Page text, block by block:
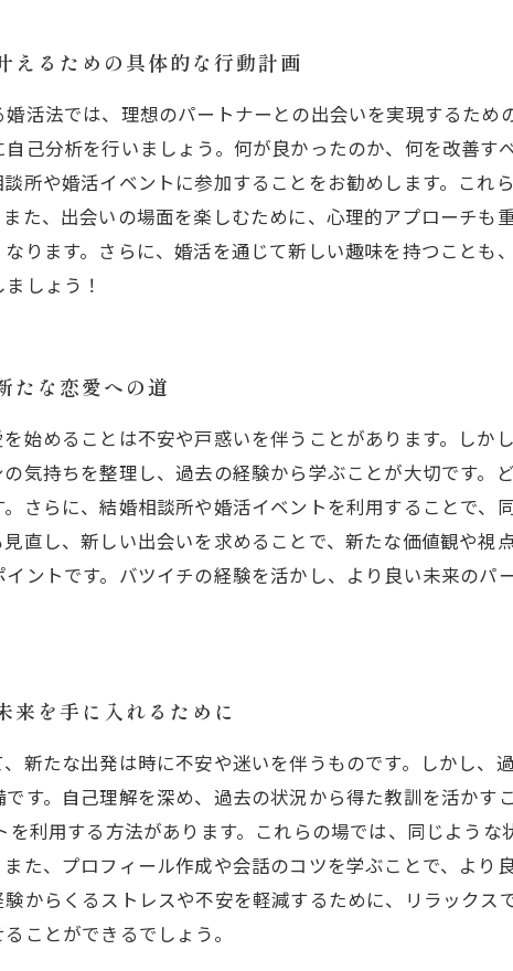
えるための具体的な行動計画
活法では、理想のパートナーとの出会いを実現するた
己分析を行いましょう。何が良かったのか、何を改善
所や婚活イベントに参加することをお勧めします。これ
た、出会いの場面を楽しむために、心理的アプローチも
ります。さらに、婚活を通じて新しい趣味を持つことも
しょう！
たな恋愛への道
始めることは不安や戸惑いを伴うことがあります。しか
気持ちを整理し、過去の経験から学ぶことが大切です。
さらに、結婚相談所や婚活イベントを利用することで、
直し、新しい出会いを求めることで、新たな価値観や視
ントです。バツイチの経験を活かし、より良い未来のパ
来を手に入れるために
新たな出発は時に不安や迷いを伴うものです。しかし、
す。自己理解を深め、過去の状況から得た教訓を活かす
を利用する方法があります。これらの場では、同じよう
た、プロフィール作成や会話のコツを学ぶことで、より
からくるストレスや不安を軽減するために、リラックス
ことができるでしょう。